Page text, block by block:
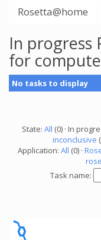
Rosetta@home
In progress
for
No tasks to display
State: All (0) · In
inconclusive
Application: All (0) ·
Task name: